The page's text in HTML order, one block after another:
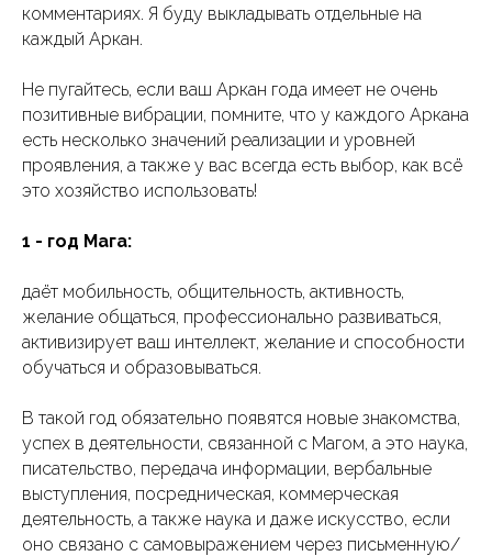
комментариях. Я буду выкладывать отдельные на
каждый Аркан.
Не пугайтесь, если ваш Аркан года имеет не очень
позитивные вибрации, помните, что у каждого Аркана
есть несколько значений реализации и уровней
проявления, а также у вас всегда есть выбор, как всё
это хозяйство использовать!
1 - год Мага:
даёт мобильность, общительность, активность,
желание общаться, профессионально развиваться,
активизирует ваш интеллект, желание и способности
обучаться и образовываться.
В такой год обязательно появятся новые знакомства,
успех в деятельности, связанной с Магом, а это наука,
писательство, передача информации, вербальные
выступления, посредническая, коммерческая
деятельность, а также наука и даже искусство, если
оно связано с самовыражением через письменную/